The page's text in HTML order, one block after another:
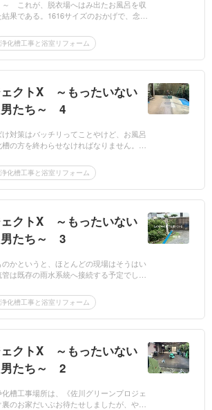
これが、脱衣場へはみ出たお風呂を収
果である。1616サイズのおかげで、念願
浄化槽工事と浴室リフォーム
クトX ～もったいない
男たち～ 4
対策はバッチリってことやけど、お風呂
の方を終わらせなければなりません。今
浄化槽工事と浴室リフォーム
クトX ～もったいない
男たち～ 3
かというと、ほとんどの現場はそうはい
は既存の雨水系統へ接続する予定でした
浄化槽工事と浴室リフォーム
クトX ～もったいない
男たち～ 2
槽工事場所は、《佐川グリーンプロジェ
のお家だいぶお待たせしましたが、やっ